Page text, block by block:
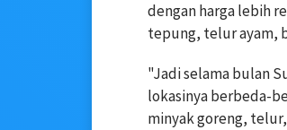
dengan harga lebih
tepung, telur ayam,
"Jadi selama bulan
lokasinya berbeda-
minyak goreng,